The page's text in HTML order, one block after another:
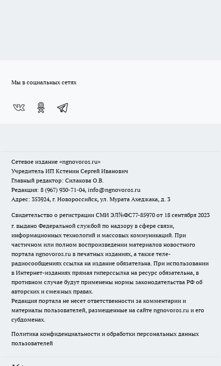
Мы в социальных сетях
Сетевое издание «ngnovoros.ru»
Учредитель ИП Кстенин Сергей Иванович
Главный редактор: Силакова О.В.
Редакция: 8 (967) 930-71-04, info@ngnovoros.ru
Адрес: 353924, г. Новороссийск, ул. Мурата Ахеджака, д. 3
Свидетельство о регистрации СМИ ЭЛ№ФС77-85970 от 18 сентября 2023
г. выдано Федеральной службой по надзору в сфере связи,
информационных технологий и массовых коммуникаций. При
частичном или полном воспроизведении материалов новостного
портала ngnovoros.ru в печатных изданиях, а также теле-
радиосообщениях ссылка на издание обязательна. При использовании
в Интернет-изданиях прямая гиперссылка на ресурс обязательна, в
противном случае будут применены нормы законодательства РФ об
авторских и смежных правах.
Редакция портала не несет ответственности за комментарии и
материалы пользователей, размещенные на сайте ngnovoros.ru и его
субдоменах.
Политика конфиденциальности и обработки персональных данных
пользователей